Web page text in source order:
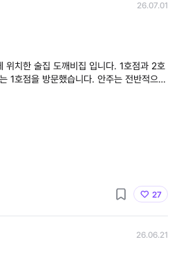
26.07.01
술집 도깨비집 입니다. 1호점과 2호
문했습니다. 안주는 전반적으로
저렴한 편이어서 부담 없이 술 한잔 즐기기
27
26.06.21